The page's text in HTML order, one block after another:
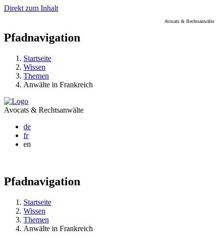
Direkt zum Inhalt
Avocats & Rechtsanwälte
Pfadnavigation
Startseite
Wissen
Themen
Anwälte in Frankreich
Avocats & Rechtsanwälte
de
fr
en
Pfadnavigation
Startseite
Wissen
Themen
Anwälte in Frankreich